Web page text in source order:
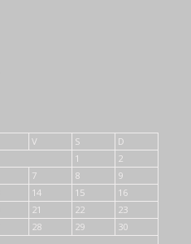
V S
D
1
2
7 8
9
14 15
16
21 22
23
28 29
30